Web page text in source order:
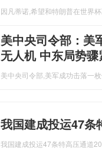
因凡蒂诺,希望和特朗普在世界
美中央司令部：美
无人机 中东局势骤
美中央司令部,美军成功击落一
我国建成投运47条
我国建成投运47条特高压通道